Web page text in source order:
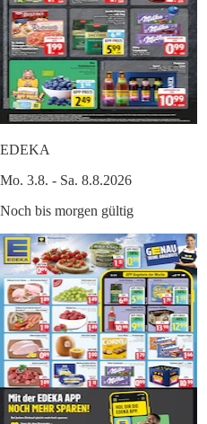
EDEKA
Mo. 3.8. - Sa. 8.8.2026
Noch bis morgen gültig